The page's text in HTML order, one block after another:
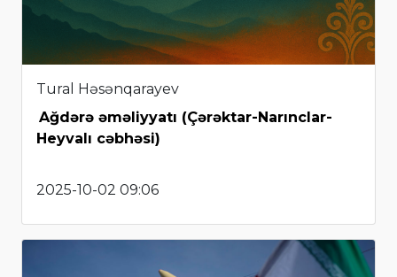
Tural Həsənqarayev
Ağdərə əməliyyatı (Çərəktar-Narınclar-
Heyvalı cəbhəsi)
2025-10-02 09:06